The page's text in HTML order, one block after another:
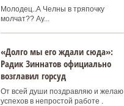
Молодец..А Челны в тряпочку
молчат?? Ау...
«Долго мы его ждали сюда»:
Радик Зиннатов официально
возглавил горсуд
От всей души поздравляю и желаю
успехов в непростой работе .